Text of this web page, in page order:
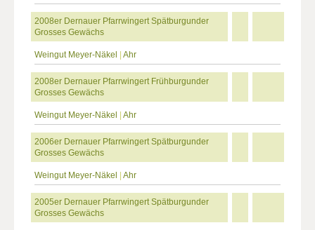
2008er Dernauer Pfarrwingert Spätburgunder
Grosses Gewächs
Weingut Meyer-Näkel Ahr
2008er Dernauer Pfarrwingert Frühburgunder
Grosses Gewächs
Weingut Meyer-Näkel Ahr
2006er Dernauer Pfarrwingert Spätburgunder
Grosses Gewächs
Weingut Meyer-Näkel Ahr
2005er Dernauer Pfarrwingert Spätburgunder
Grosses Gewächs